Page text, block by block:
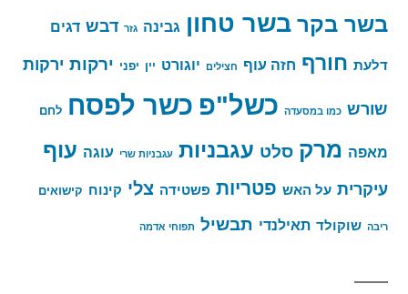
בשר בקר בשר טחון גבינה גזר דבש דגים
דלעת חורף חזה עוף חצילים יוגורט יין יפני ירקות ירקות
שורש כמו במסעדה כשל"פ כשר לפסח לחם
מאפה מרק סלט עגבניות עגבניות שרי עוגה עוף
עיקרית על האש פטריות פשטידה צלי קינוח קישואים
ריבה שוקולד תאילנדי תבשיל תפוחי אדמה